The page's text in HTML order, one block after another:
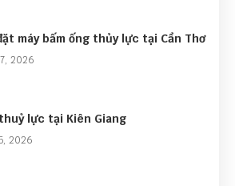
máy bấm ống thủy lực tại Cần Thơ
2026
lực tại Kiên Giang
2026